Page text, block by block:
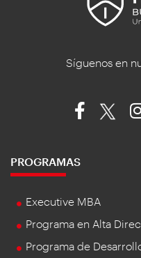
Síguenos en
PROGRAMAS
Executive MBA
Programa en Alta
Programa de